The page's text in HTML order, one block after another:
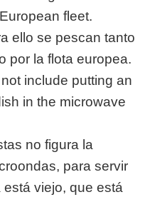
fleet.
ello se pescan tanto
por la flota europea.
include putting an
in the microwave
no figura la
para servir
viejo, que está